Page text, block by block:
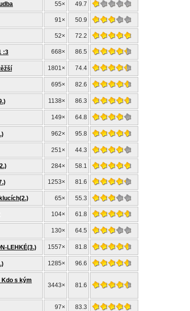
55× 49.7
91× 50.9
52× 72.2
:3 668× 86.5
1801× 74.4
695× 82.6
1138× 86.3
149× 64.8
962× 95.8
251× 44.3
284× 58.1
1253× 81.6
65× 55.3
104× 61.8
130× 64.5
LEHKÉ(3.) 1557× 81.8
1285× 96.6
Kdo s kým
3443× 81.6
97× 83.3